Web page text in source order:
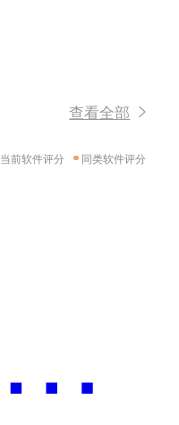
查看全部
当前软件评分 同类软件评分
早日财富自由